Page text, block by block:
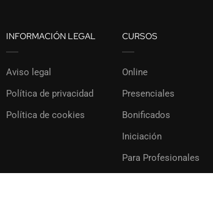
INFORMACIÓN LEGAL
Aviso legal
Política de privacidad
Política de cookies
CURSOS
Online
Presenciales
Bonificados
Iniciación
Para Profesionales